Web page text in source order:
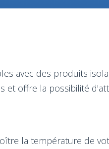
avec des produits
et offre la possibilité
la température de